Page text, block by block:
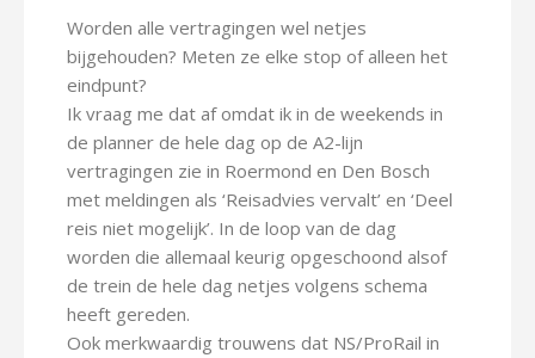
Worden alle vertragingen wel netjes
bijgehouden? Meten ze elke stop of alleen het
eindpunt?
Ik vraag me dat af omdat ik in de weekends in
de planner de hele dag op de A2-lijn
vertragingen zie in Roermond en Den Bosch
met meldingen als ‘Reisadvies vervalt’ en ‘Deel
reis niet mogelijk’. In de loop van de dag
worden die allemaal keurig opgeschoond alsof
de trein de hele dag netjes volgens schema
heeft gereden.
Ook merkwaardig trouwens dat NS/ProRail in